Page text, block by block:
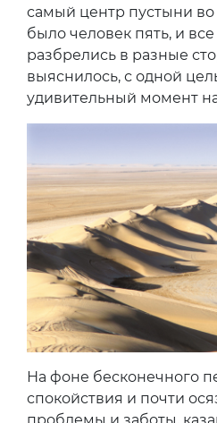
самый центр пустыни во
было человек пять, и
разбрелись в разные
выяснилось, с одной
удивительный момент
На фоне бесконечного
спокойствия и почти